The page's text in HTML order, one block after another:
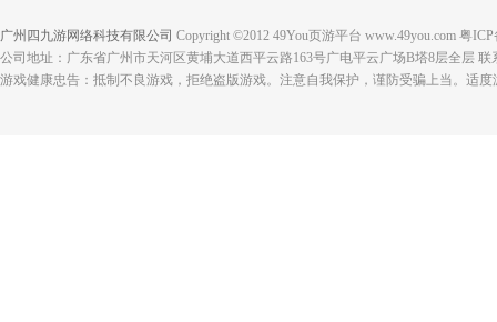
广州四九游网络科技有限公司 Copyright ©2012 49You页游平台 www.49you.com 粤
公司地址：广东省广州市天河区黄埔大道西平云路163号广电平云广场B塔8层全层 联
游戏健康忠告：抵制不良游戏，拒绝盗版游戏。注意自我保护，谨防受骗上当。适